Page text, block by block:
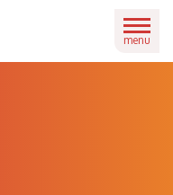
menu